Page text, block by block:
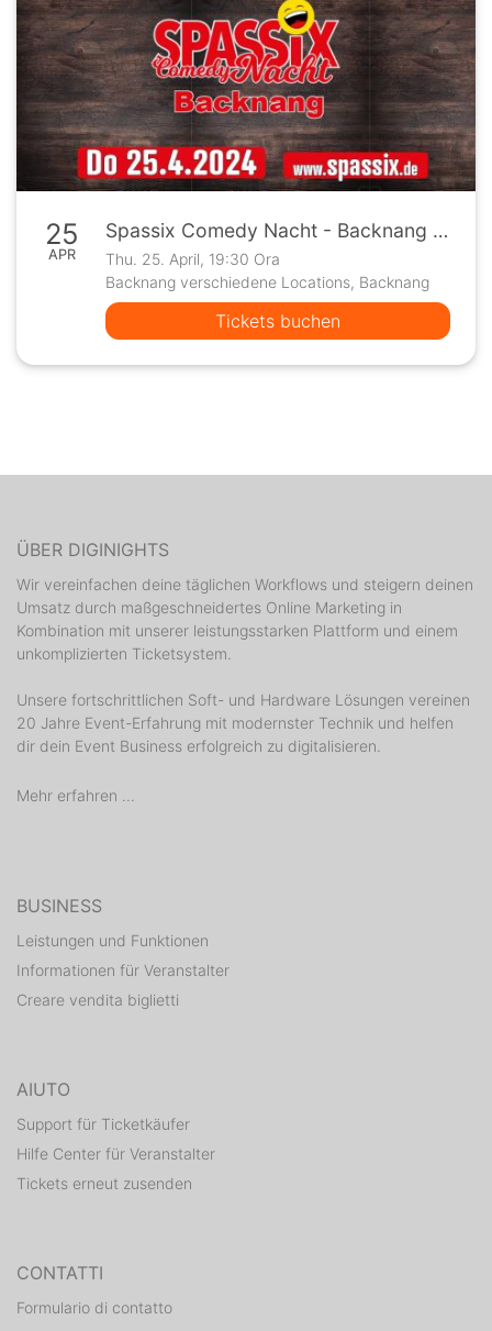
25
APR
Spassix Comedy Nacht - Backnang 25.04.2024
Thu. 25. April, 19:30 Ora
Backnang verschiedene Locations, Backnang
Tickets buchen
ÜBER DIGINIGHTS
Wir vereinfachen deine täglichen Workflows und steigern deinen
Umsatz durch maßgeschneidertes Online Marketing in
Kombination mit unserer leistungsstarken Plattform und einem
unkomplizierten Ticketsystem.
Unsere fortschrittlichen Soft- und Hardware Lösungen vereinen
20 Jahre Event-Erfahrung mit modernster Technik und helfen
dir dein Event Business erfolgreich zu digitalisieren.
Mehr erfahren ...
BUSINESS
Leistungen und Funktionen
Informationen für Veranstalter
Creare vendita biglietti
AIUTO
Support für Ticketkäufer
Hilfe Center für Veranstalter
Tickets erneut zusenden
CONTATTI
Formulario di contatto